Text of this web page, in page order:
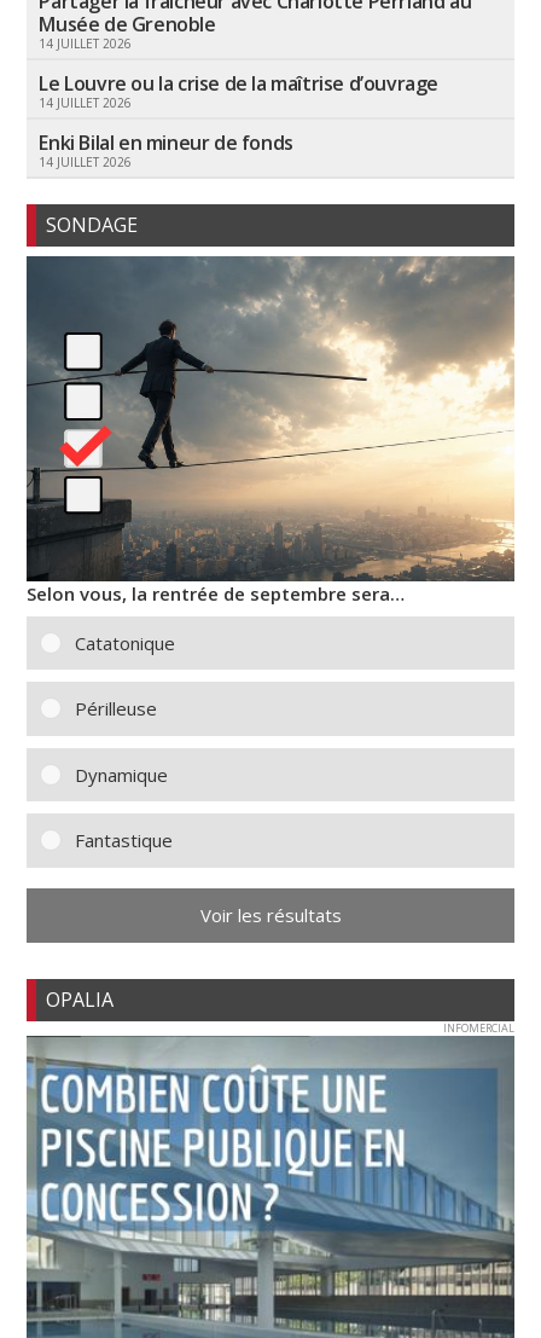
Musée de Grenoble
14 JUILLET 2026
Le Louvre ou la crise de la maîtrise d’ouvrage
14 JUILLET 2026
Enki Bilal en mineur de fonds
14 JUILLET 2026
SONDAGE
Selon vous, la rentrée de septembre sera…
Catatonique
Périlleuse
Dynamique
Fantastique
Voir les résultats
OPALIA
INFOMERCIAL